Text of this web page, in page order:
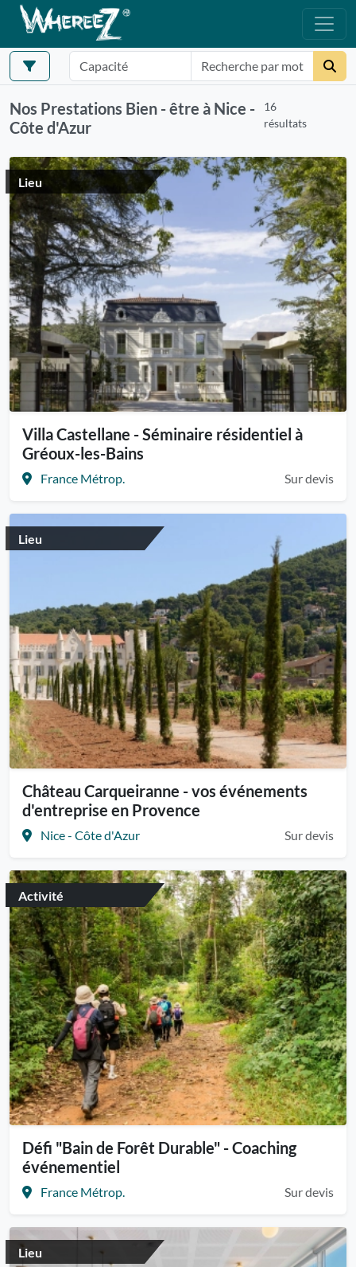
Nos Prestations Bien - être à Nice -
Côte d'Azur
16
résultats
Lieu
Villa Castellane - Séminaire résidentiel à
Gréoux-les-Bains
France Métrop. Sur devis
Lieu
Château Carqueiranne - vos événements
d'entreprise en Provence
Nice - Côte d'Azur Sur devis
Activité
Défi "Bain de Forêt Durable" - Coaching
événementiel
France Métrop. Sur devis
Lieu